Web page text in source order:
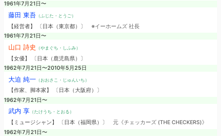
1961年7月21日〜
藤田 東吾（ふじた・とうご）
【経営者】 〔日本（東京都）〕 ※イーホームズ 社長
1961年7月21日〜
山口 詩史 （やまぐち・しふみ）
【女優】 〔日本（鹿児島県）〕
1962年7月21日〜2010年5月25日
大迫 純一（おおさこ・じゅんいち）
【作家、脚本家】 〔日本（大阪府）〕
1962年7月21日〜
武内 享（たけうち・とおる）
【ミュージシャン】 〔日本（福岡県）〕 元《チェッカーズ (THE CHECKERS)》
1962年7月21日〜